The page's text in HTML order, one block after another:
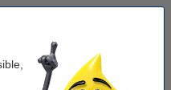
a España